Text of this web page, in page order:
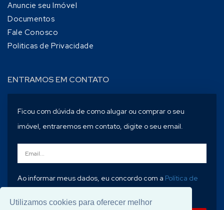
Utilizamos cookies para oferecer melhor
Anuncie seu Imóvel
Documentos
Fale Conosco
Politicas de Privacidade
ENTRAMOS EM CONTATO
Ficou com dúvida de como alugar ou comprar o seu
imóvel, entraremos em contato, digite o seu email.
Ao informar meus dados, eu concordo com a Política de